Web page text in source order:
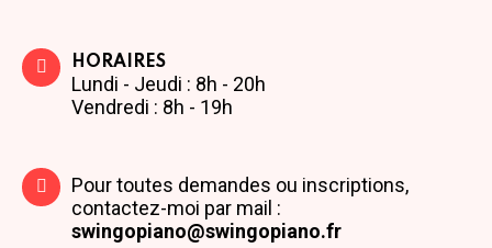
HORAIRES
Lundi - Jeudi : 8h - 20h
Vendredi : 8h - 19h
Pour toutes demandes ou inscriptions,
contactez-moi par mail :
swingopiano@swingopiano.fr